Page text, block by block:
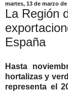
martes, 13 de marzo de
La Región
España
Hasta
hortalizas y
representa el